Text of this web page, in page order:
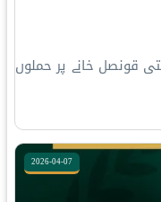
قونصل خانے پر حملوں
2026-04-07